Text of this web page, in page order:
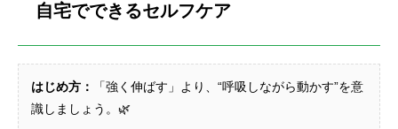
自宅でできるセルフケア
はじめ方：
「強く伸ばす」より、“呼吸しながら動かす”を意
識しましょう。🌿